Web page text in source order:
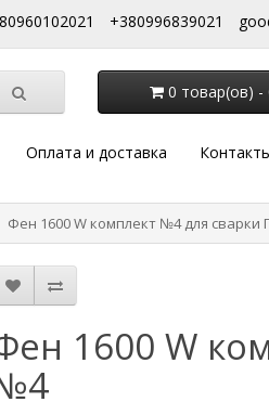
+380996839021
0 товар(ов) -
Оплата и доставка
Фен 1600 W комплект №4 для
1600 W